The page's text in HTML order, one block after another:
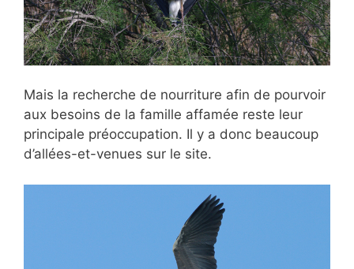
Mais la recherche de nourriture afin de pourvoir
aux besoins de la famille affamée reste leur
principale préoccupation. Il y a donc beaucoup
d’allées-et-venues sur le site.